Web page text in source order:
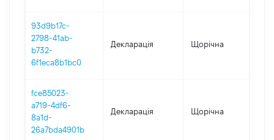
93d9b17c-
2798-41ab-
b732-
6f1eca8b1bc0
Декларація Щорічна
fce85023-
a719-4df6-
8a1d-
26a7bda4901b
Декларація Щорічна